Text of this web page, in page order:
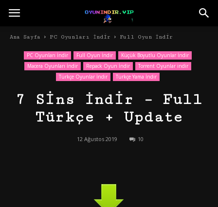
Ana Sayfa PC Oyunları İndir Full Oyun İndir
PC Oyunları İndir Full Oyun İndir
Küçük Boyutlu Oyunlar İndir
Macera Oyunları İndir
Repack Oyun İndir
Torrent Oyunlar indir
Türkçe Oyunlar İndir
Türkçe Yama İndir
7 Sins İndir – Full
Türkçe + Update
12 Ağustos 2019 10